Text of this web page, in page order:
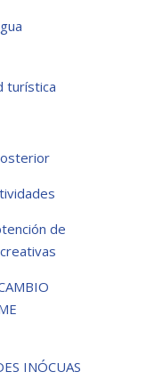
turística
de
INÓCUAS